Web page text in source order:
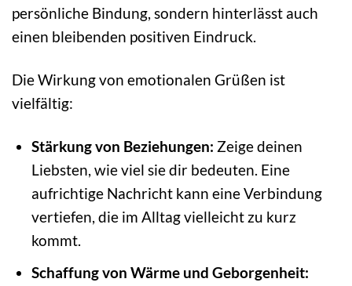
persönliche Bindung, sondern hinterlässt auch
einen bleibenden positiven Eindruck.
Die Wirkung von emotionalen Grüßen ist
vielfältig:
Stärkung von Beziehungen: Zeige deinen
Liebsten, wie viel sie dir bedeuten. Eine
aufrichtige Nachricht kann eine Verbindung
vertiefen, die im Alltag vielleicht zu kurz
kommt.
Schaffung von Wärme und Geborgenheit: